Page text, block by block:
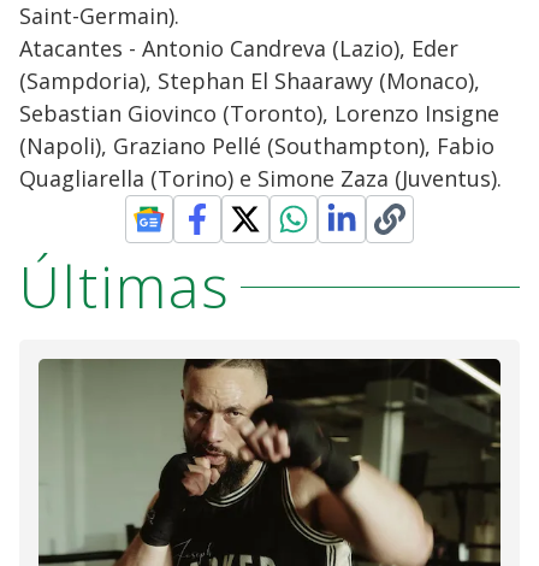
Saint-Germain).
Atacantes - Antonio Candreva (Lazio), Eder
(Sampdoria), Stephan El Shaarawy (Monaco),
Sebastian Giovinco (Toronto), Lorenzo Insigne
(Napoli), Graziano Pellé (Southampton), Fabio
Quagliarella (Torino) e Simone Zaza (Juventus).
Últimas